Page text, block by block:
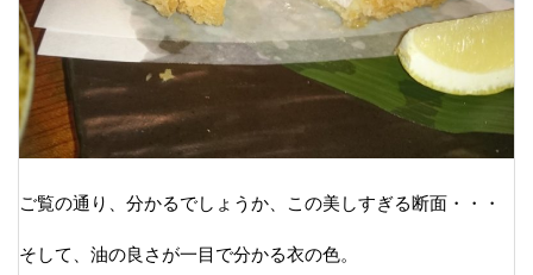
ご覧の通り、分かるでしょうか、この美しすぎる断面・・・
そして、油の良さが一目で分かる衣の色。